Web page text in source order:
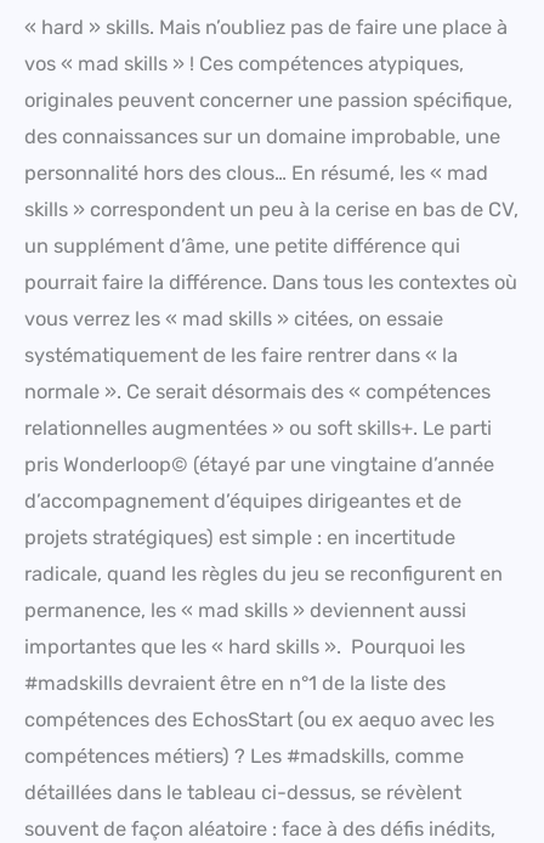
« hard » skills. Mais n’oubliez pas de faire une place à
vos « mad skills » ! Ces compétences atypiques,
originales peuvent concerner une passion spécifique,
des connaissances sur un domaine improbable, une
personnalité hors des clous… En résumé, les « mad
skills » correspondent un peu à la cerise en bas de CV,
un supplément d’âme, une petite différence qui
pourrait faire la différence. Dans tous les contextes où
vous verrez les « mad skills » citées, on essaie
systématiquement de les faire rentrer dans « la
normale ». Ce serait désormais des « compétences
relationnelles augmentées » ou soft skills+. Le parti
pris Wonderloop© (étayé par une vingtaine d’année
d’accompagnement d’équipes dirigeantes et de
projets stratégiques) est simple : en incertitude
radicale, quand les règles du jeu se reconfigurent en
permanence, les « mad skills » deviennent aussi
importantes que les « hard skills ». Pourquoi les
#madskills devraient être en n°1 de la liste des
compétences des EchosStart (ou ex aequo avec les
compétences métiers) ? Les #madskills, comme
détaillées dans le tableau ci-dessus, se révèlent
souvent de façon aléatoire : face à des défis inédits,